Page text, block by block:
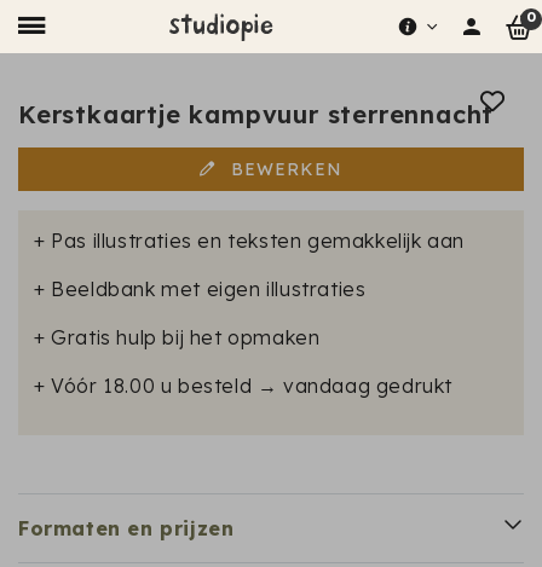
0
Kerstkaartje kampvuur sterrennacht
BEWERKEN
+ Pas illustraties en teksten gemakkelijk aan
+ Beeldbank met eigen illustraties
+ Gratis hulp bij het opmaken
+ Vóór 18.00 u besteld → vandaag gedrukt
Formaten en prijzen